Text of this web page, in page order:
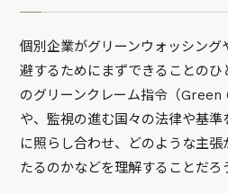
個別企業がグリーンウォッシング
避するためにまずできることのひ
のグリーンクレーム指令（
や、監視の進む国々の法律や基
に照らし合わせ、どのような主
たるのかなどを理解することだろ